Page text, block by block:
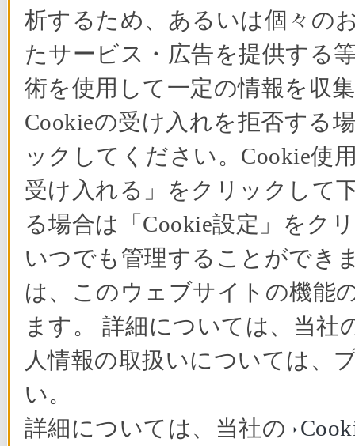
析するため、あるいは個々の
たサービス・広告を提供する
術を使用して一定の情報を収
Cookieの受け入れを拒否する
ックしてください。Cookie使
受け入れる」をクリックして
る場合は「Cookie設定」をク
いつでも管理することができ
は、このウェブサイトの機能
ます。 詳細については、当社
人情報の取扱いについては、
い。
詳細については、当社の